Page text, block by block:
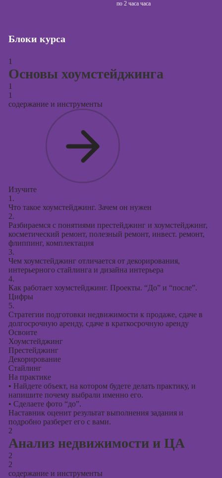
Курсы
Курсы создания
по 2 часа часа
Блоки курса
1
Основы хоумстейджинга
1
1
содержание и инструменты
Изучите
1.
Что такое хоумстейджинг. Зачем он нужен
2.
Разбираемся с понятиями престейджинг и хоумстейджинг,
косметический ремонт, полезный ремонт, инвест. ремонт,
флиппинг, комплектация
3.
Чем хоумстейджинг отличается от декорирования,
интерьерного стайлинга и дизайна интерьера
4.
Как работает хоумстейджинг. Проекты. “До” и “после”.
Цифры
5.
Стратегии подготовки недвижимости к продаже, сдаче в
долгосрочную аренду, сдаче в краткосрочную аренду
Освоите
Хоумстейджинг
Престейджинг
Декорирование
Стайлинг
На практике
• Найдете объект, на котором будете делать практику, и
напишите почему выбрали именно его.
• Сделаете фото “до”.
Наставник оценит результат выполнения задания и
подробно разберет его с вами.
2
Анализ недвижимости и ЦА
2
2
содержание и инструменты